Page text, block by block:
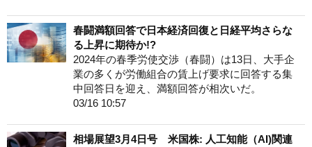
春闘満額回答で日本経済回復と日経平均さらな
る上昇に期待か!?
2024年の春季労使交渉（春闘）は13日、大手企
業の多くが労働組合の賃上げ要求に回答する集
中回答日を迎え、満額回答が相次いだ。
03/16 10:57
相場展望3月4日号 米国株: 人工知能（AI)関連